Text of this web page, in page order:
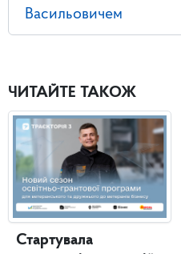
Васильовичем
ЧИТАЙТЕ ТАКОЖ
Стартувала